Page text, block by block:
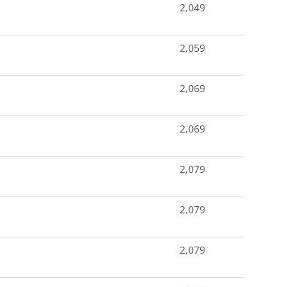
2,049
2,059
2,069
2,069
2,079
2,079
2,079